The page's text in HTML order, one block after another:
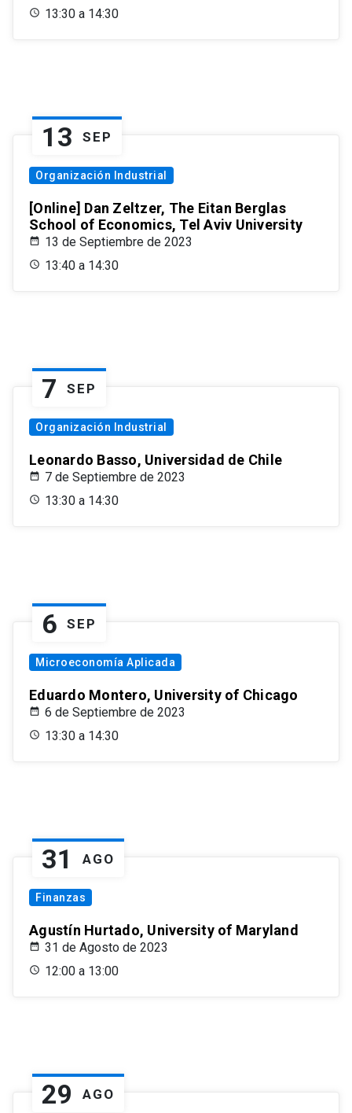
13:30 a 14:30
13 SEP
Organización Industrial
[Online] Dan Zeltzer, The Eitan Berglas
School of Economics, Tel Aviv University
13 de Septiembre de 2023
13:40 a 14:30
7 SEP
Organización Industrial
Leonardo Basso, Universidad de Chile
7 de Septiembre de 2023
13:30 a 14:30
6 SEP
Microeconomía Aplicada
Eduardo Montero, University of Chicago
6 de Septiembre de 2023
13:30 a 14:30
31 AGO
Finanzas
Agustín Hurtado, University of Maryland
31 de Agosto de 2023
12:00 a 13:00
29 AGO